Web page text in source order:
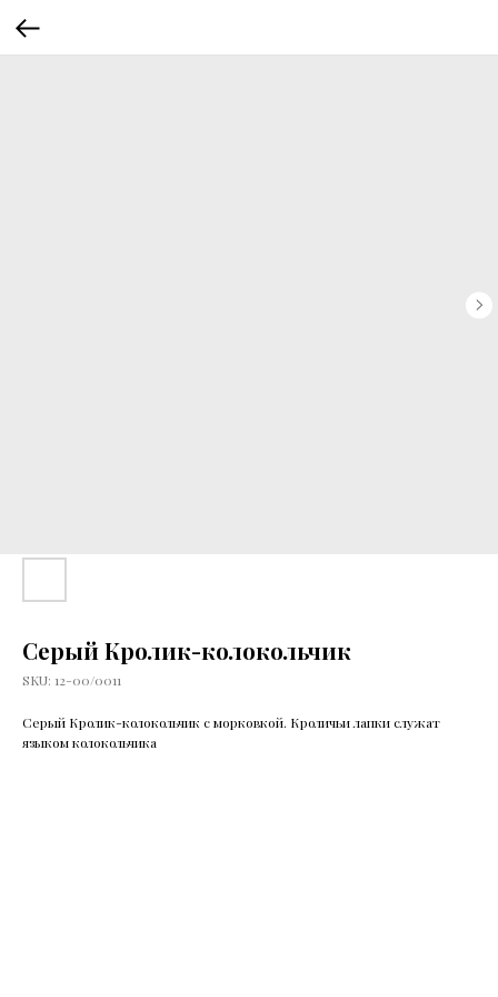
Серый Кролик-колокольчик
SKU: 12-00/0011
Серый Кролик-колокольчик с морковкой. Кроличьи лапки служат
языком колокольчика